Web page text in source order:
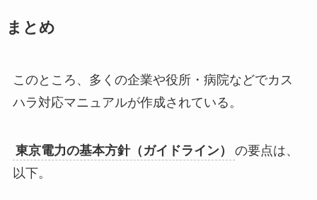
まとめ
このところ、多くの企業や役所・病院などでカス
ハラ対応マニュアルが作成されている。
東京電力の基本方針（ガイドライン）
の要点は、
以下。